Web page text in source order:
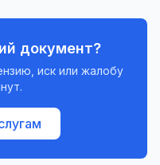
документ?
иск или жалобу